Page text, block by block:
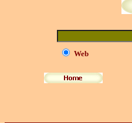
Web